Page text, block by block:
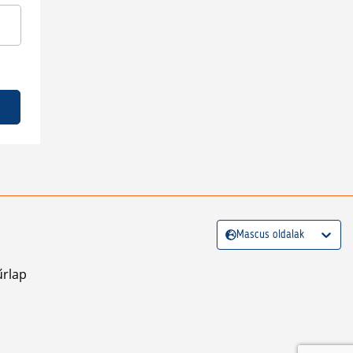
Mascus oldalak